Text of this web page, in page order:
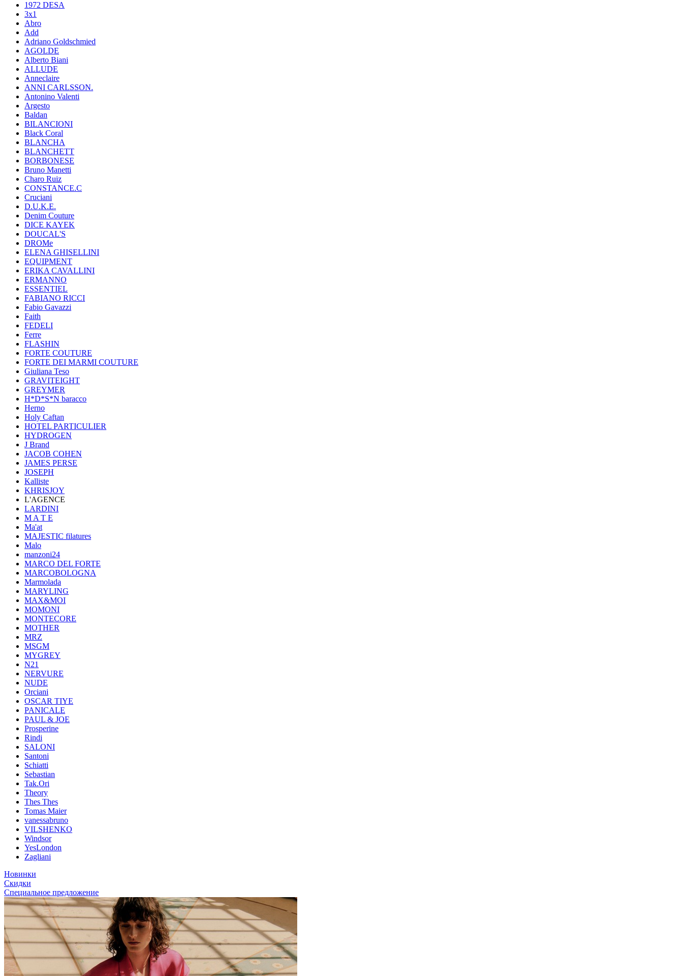
1972 DESA
3x1
Abro
Add
Adriano Goldschmied
AGOLDE
Alberto Biani
ALLUDE
Anneclaire
ANNI CARLSSON.
Antonino Valenti
Argesto
Baldan
BILANCIONI
Black Coral
BLANCHA
BLANCHETT
BORBONESE
Bruno Manetti
Charo Ruiz
CONSTANCE.C
Cruciani
D.U.K.E.
Denim Couture
DICE KAYEK
DOUCAL'S
DROMe
ELENA GHISELLINI
EQUIPMENT
ERIKA CAVALLINI
ERMANNO
ESSENTIEL
FABIANO RICCI
Fabio Gavazzi
Faith
FEDELI
Ferre
FLASHIN
FORTE COUTURE
FORTE DEI MARMI COUTURE
Giuliana Teso
GRAVITEIGHT
GREYMER
H*D*S*N baracco
Herno
Holy Caftan
HOTEL PARTICULIER
HYDROGEN
J Brand
JACOB COHEN
JAMES PERSE
JOSEPH
Kalliste
KHRISJOY
L'AGENCE
LARDINI
M A T E
Ma'at
MAJESTIC filatures
Malo
manzoni24
MARCO DEL FORTE
MARCOBOLOGNA
Marmolada
MARYLING
MAX&MOI
MOMONI
MONTECORE
MOTHER
MRZ
MSGM
MYGREY
N21
NERVURE
NUDE
Orciani
OSCAR TIYE
PANICALE
PAUL & JOE
Prosperine
Rindi
SALONI
Santoni
Schiatti
Sebastian
Tak.Ori
Theory
Thes Thes
Tomas Maier
vanessabruno
VILSHENKO
Windsor
YesLondon
Zagliani
Новинки
Скидки
Специальное предложение